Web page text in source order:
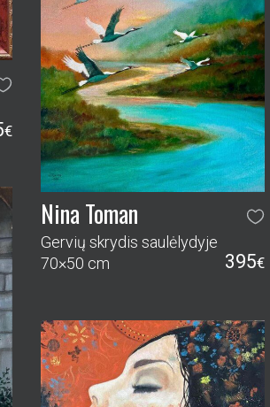
Nina Toman
Gervių skrydis saulėlydyje
70×50 cm
395€
€